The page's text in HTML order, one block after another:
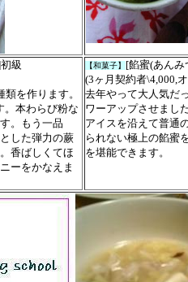
初級
類を作ります 。
。本わらび粉な
。もう一品
した弾力の蕨
香ばしくてほ
ーをかなえま
【和菓子】 [餡蜜(あんみ
(3ヶ月契約者\4,000,
去年やって大人気だ
ワーアップさせまし
アイスを沿えて普通
られない極上の餡蜜
を堪能できます。